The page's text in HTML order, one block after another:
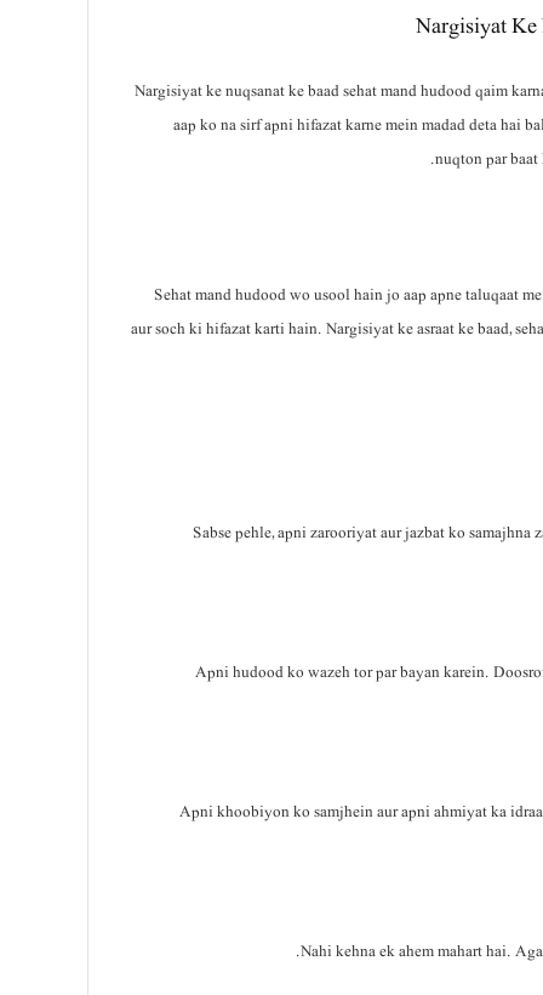
Nargisiyat Ke
Nargisiyat ke nuqsanat ke baad sehat mand hudood qaim
aap ko na sirf apni hifazat karne mein madad deta hai
nuqton par baat
Sehat mand hudood wo usool hain jo aap apne taluqaat
aur soch ki hifazat karti hain. Nargisiyat ke asraat ke baad,
Sabse pehle, apni zarooriyat aur jazbat ko
Apni hudood ko wazeh tor par bayan karein.
Apni khoobiyon ko samjhein aur apni ahmiyat ka
Nahi kehna ek ahem mahart hai.